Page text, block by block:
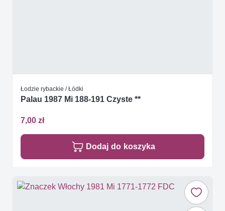
Łodzie rybackie / Łódki
Palau 1987 Mi 188-191 Czyste **
7,00 zł
Dodaj do koszyka